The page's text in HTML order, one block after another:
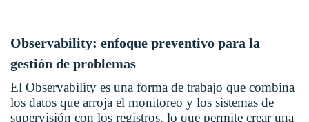
Observability: enfoque preventivo para la
gestión de problemas
El Observability es una forma de trabajo que combina
los datos que arroja el monitoreo y los sistemas de
supervisión con los registros, lo que permite crear una